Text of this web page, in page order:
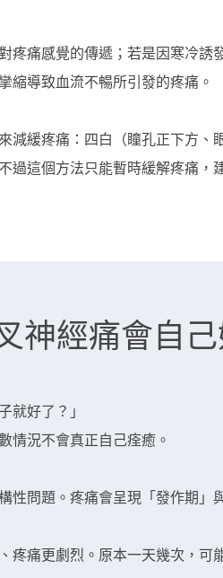
疼痛感覺的傳遞；若是因寒冷
縮導致血流不暢所引發的疼痛。
減緩疼痛：四白（瞳孔正下方
過這個方法只能暫時緩解疼痛，
神經痛會自己
就好了？」
情況不會真正自己痊癒。
性問題。疼痛會呈現「發作期
疼痛更劇烈。原本一天幾次，